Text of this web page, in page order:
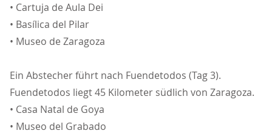
• Cartuja de Aula Dei
• Basílica del Pilar
• Museo de Zaragoza
Ein Abstecher führt nach Fuendetodos (Tag 3).
Fuendetodos liegt 45 Kilometer südlich von Zaragoza.
• Casa Natal de Goya
• Museo del Grabado